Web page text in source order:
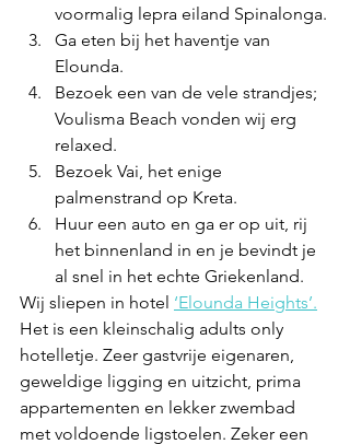
voormalig lepra eiland Spinalonga.
Ga eten bij het haventje van
Elounda.
Bezoek een van de vele strandjes;
Voulisma Beach vonden wij erg
relaxed.
Bezoek Vai, het enige
palmenstrand op Kreta.
Huur een auto en ga er op uit, rij
het binnenland in en je bevindt je
al snel in het echte Griekenland.
Wij sliepen in hotel ‘Elounda Heights’.
Het is een kleinschalig adults only
hotelletje. Zeer gastvrije eigenaren,
geweldige ligging en uitzicht, prima
appartementen en lekker zwembad
met voldoende ligstoelen. Zeker een